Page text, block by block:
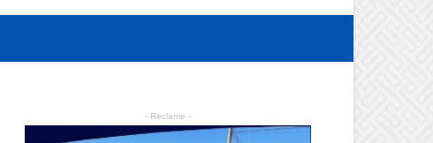
- Reclame -